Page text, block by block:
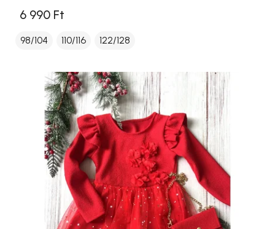
6 990 Ft
98/104 110/116 122/128